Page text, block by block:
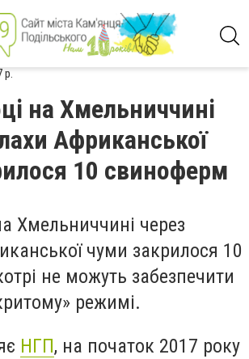
р.
на Хмельниччині
Африканської
10 свиноферм
Хмельниччині через
чуми закрилося 10
не можуть забезпечити
режимі.
НГП, на початок 2017 року